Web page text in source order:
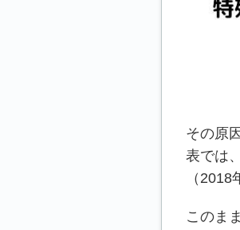
その原
表では
（
このま